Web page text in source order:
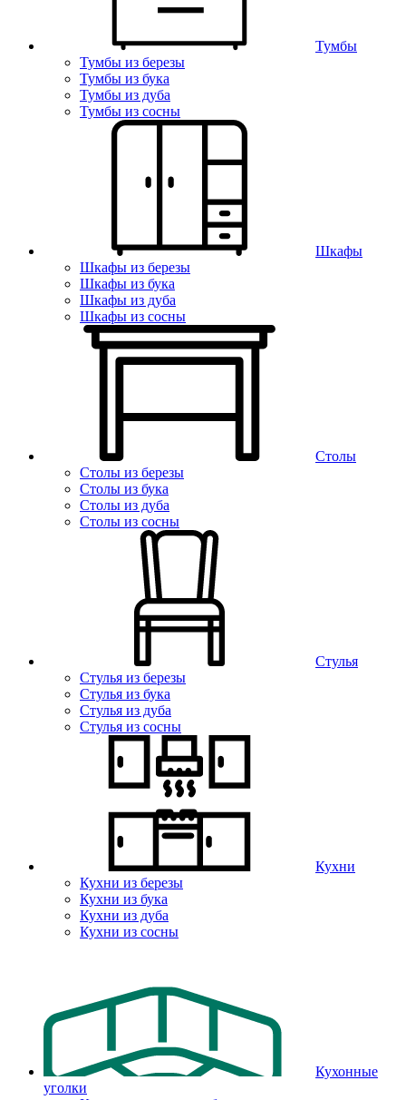
Тумбы
Тумбы из березы
Тумбы из бука
Тумбы из дуба
Тумбы из сосны
Шкафы
Шкафы из березы
Шкафы из бука
Шкафы из дуба
Шкафы из сосны
Столы
Столы из березы
Столы из бука
Столы из дуба
Столы из сосны
Стулья
Стулья из березы
Стулья из бука
Стулья из дуба
Стулья из сосны
Кухни
Кухни из березы
Кухни из бука
Кухни из дуба
Кухни из сосны
Кухонные
уголки